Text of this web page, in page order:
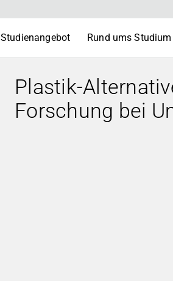
Studienangebot Rund ums Studium
Plastik-
Forschung bei